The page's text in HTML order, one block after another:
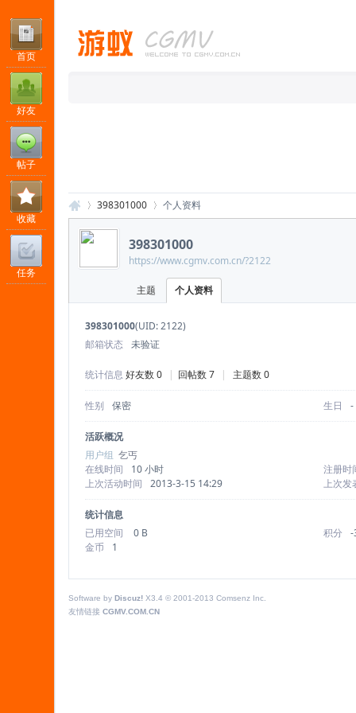
首页
好友
帖子
收藏
任务 ›
398301000 个人资料
398301000
https://www.cgmv.com.cn/?2122
主题 个人资料
398301000(UID: 2122)
邮箱状态
未验证
统计信息 好友数 0 | 回帖数 7 | 主题数 0
性别 保密 生日 -
活跃概况
用户组 乞丐
在线时间
10 小时
注册时
上次活动时间
2013-3-15 14:29 上次发
统计信息
已用空间
0 B 积分
-
金币
1
Software by Discuz! X3.4 © 2001-2013 Comsenz Inc.
友情链接 CGMV.COM.CN